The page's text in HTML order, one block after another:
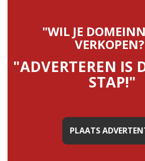
"WIL JE
"ADVERTEREN IS
STAP!"
PLAATS